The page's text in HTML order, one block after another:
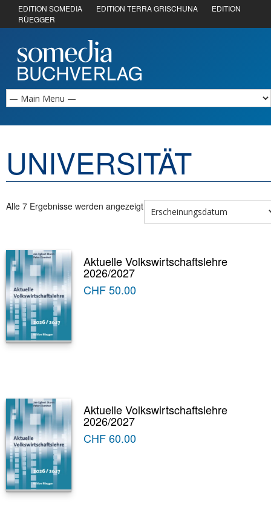
EDITION SOMEDIA EDITION TERRA GRISCHUNA
EDITION
RÜEGGER
UNIVERSITÄT
Alle 7 Ergebnisse werden angezeigt
Aktuelle Volkswirtschaftslehre
2026/2027
CHF50.00
Aktuelle Volkswirtschaftslehre
2026/2027
CHF60.00